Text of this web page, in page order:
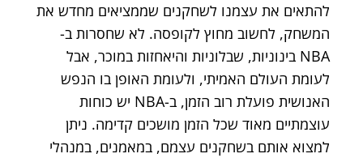
להתאים את עצמנו לשחקנים שממציאים מחדש את
המשחק, לחשוב מחוץ לקופסה. לא שחסרות ב-
NBA בינוניות, שבלוניות והיאחזות במוכר, אבל
לעומת העולם האמיתי, ולעומת האופן בו הנפש
האנושית פועלת רוב הזמן, ב-NBA יש כוחות
עוצמתיים מאוד שכל הזמן מושכים קדימה. ניתן
למצוא אותם בשחקנים עצמם, במאמנים, במנהלי